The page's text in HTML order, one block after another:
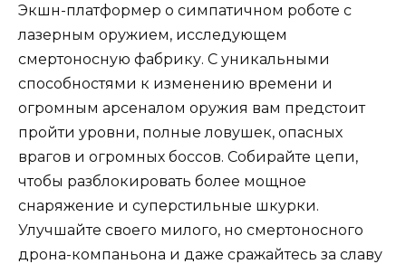
Экшн-платформер о симпатичном роботе с
лазерным оружием, исследующем
смертоносную фабрику. С уникальными
способностями к изменению времени и
огромным арсеналом оружия вам предстоит
пройти уровни, полные ловушек, опасных
врагов и огромных боссов. Собирайте цепи,
чтобы разблокировать более мощное
снаряжение и суперстильные шкурки.
Улучшайте своего милого, но смертоносного
дрона-компаньона и даже сражайтесь за славу